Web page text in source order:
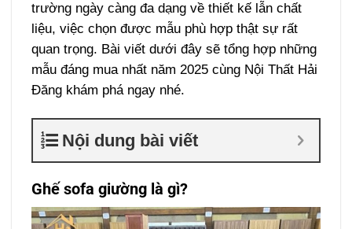
trường ngày càng đa dạng về thiết kế lẫn chất
liệu, việc chọn được mẫu phù hợp thật sự rất
quan trọng. Bài viết dưới đây sẽ tổng hợp những
mẫu đáng mua nhất năm 2025 cùng Nội Thất Hải
Đăng khám phá ngay nhé.
Nội dung bài viết
Ghế sofa giường là gì?